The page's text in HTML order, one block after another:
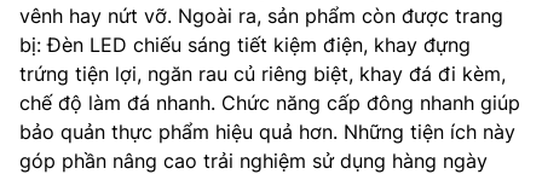
vênh hay nứt vỡ. Ngoài ra, sản phẩm còn được trang
bị: Đèn LED chiếu sáng tiết kiệm điện, khay đựng
trứng tiện lợi, ngăn rau củ riêng biệt, khay đá đi kèm,
chế độ làm đá nhanh. Chức năng cấp đông nhanh giúp
bảo quản thực phẩm hiệu quả hơn. Những tiện ích này
góp phần nâng cao trải nghiệm sử dụng hàng ngày